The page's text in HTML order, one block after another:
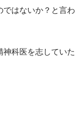
ではないか？と言わ
神科医を志していた